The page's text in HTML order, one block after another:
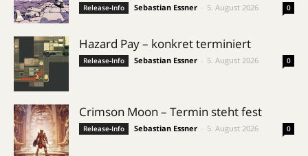
Release-Info Sebastian Essner 5. August 2026 0
Hazard Pay – konkret terminiert
Release-Info Sebastian Essner 5. August 2026 0
Crimson Moon – Termin steht fest
Release-Info Sebastian Essner 5. August 2026 0